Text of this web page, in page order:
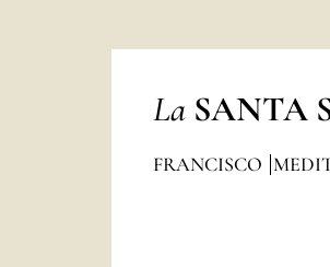
La SANTA
FRANCISCO